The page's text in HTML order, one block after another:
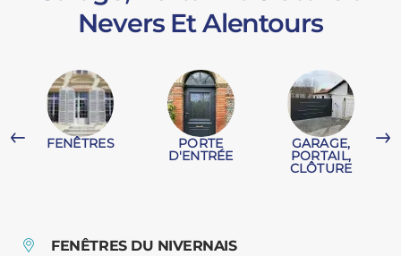
Nevers Et Alentours
FENÊTRES PORTE
D'ENTRÉE
GARAGE,
PORTAIL,
CLÔTURE
FENÊTRES DU NIVERNAIS
PVC
PORTAILS ET PORTILLONS
CARPORTS
CLÔTURES